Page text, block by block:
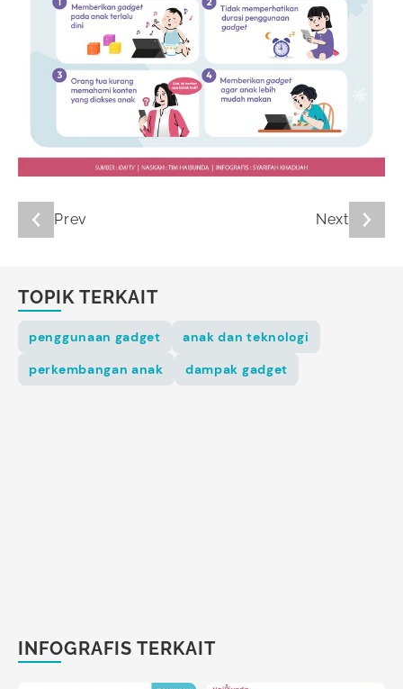
Prev Next
TOPIK TERKAIT
penggunaan gadget
anak dan teknologi
perkembangan anak
dampak gadget
INFOGRAFIS TERKAIT